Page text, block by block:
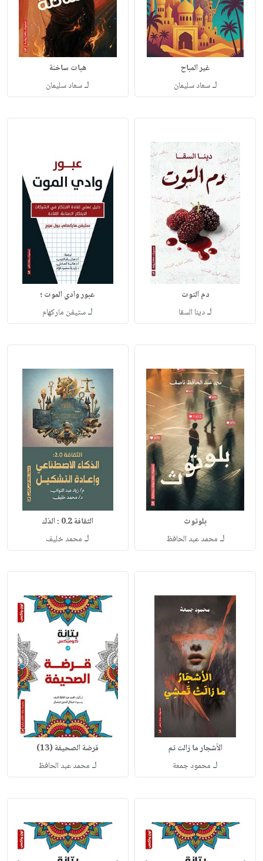
غير المباح
لـسعاد سليمان
هبات ساخنة
لـسعاد سليمان
دم التوت
لـدينا السقا
عبور وادي الموت ؛
لـستيفن ماركهام
بلوتوث
لـ محمد عبد الحافظ
الثقافة 0.2 : الذك
لـ محمد خليف
الأشجار ما زالت تم
لـ محمود جمعة
قرضة الصحيفة (13)
لـ محمد عبد الحافظ